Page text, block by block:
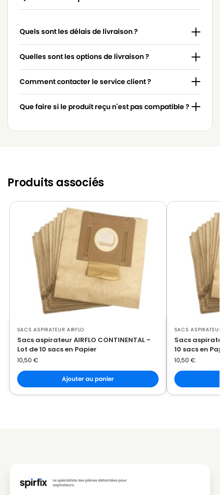
Quels sont les délais de livraison ?
Quelles sont les options de livraison ?
Comment contacter le service client ?
Que faire si le produit reçu n'est pas compatible ?
Produits associés
SACS ASPIRATEUR AIRFLO
Sacs aspirateur AIRFLO CONTINENTAL –
Lot de 10 sacs en Papier
10,50 €
Ajouter au panier
SACS
Sacs
10 sacs en
10,50 €